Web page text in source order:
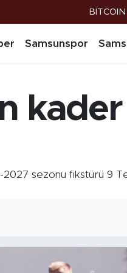
BITCOIN
Samsunspor
sezonu fikstürü 9